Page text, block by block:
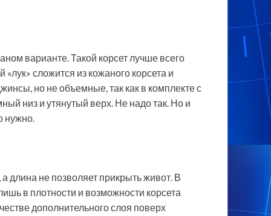
варианте. Такой корсет лучше всего
сложится из кожаного корсета и
но не объемные, так как в комплекте с
низ и утянутый верх. Не надо так. Но и
нужно.
длина не позволяет прикрыть живот. В
в плотности и возможности корсета
дополнительного слоя поверх